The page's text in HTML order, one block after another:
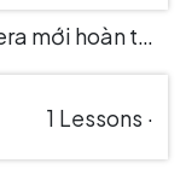
Bước 1.1 Tạo tài khoản Coursera mới hoàn toàn
1 Lessons ·